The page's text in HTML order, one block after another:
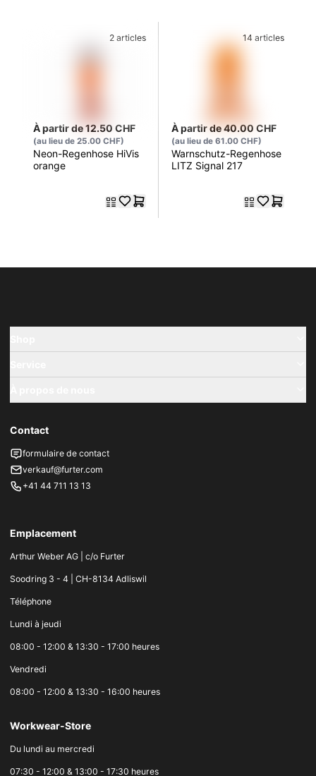
2 articles
À partir de 12.50 CHF
(au lieu de 25.00 CHF)
Neon-Regenhose HiVis
orange
14 articles
À partir de 40.00 CHF
(au lieu de 61.00 CHF)
Warnschutz-Regenhose
LITZ Signal 217
Contact
formulaire de contact
verkauf@furter.com
+41 44 711 13 13
Emplacement
Arthur Weber AG | c/o Furter
Soodring 3 - 4 | CH-8134 Adliswil
Téléphone
Lundi à jeudi
08:00 - 12:00 & 13:30 - 17:00 heures
Vendredi
08:00 - 12:00 & 13:30 - 16:00 heures
Workwear-Store
Du lundi au mercredi
07:30 - 12:00 & 13:00 - 17:30 heures